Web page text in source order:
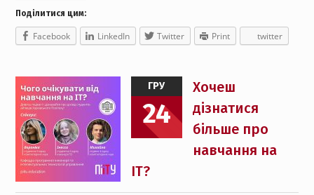
Поділитися цим:
Facebook LinkedIn Twitter Print twitter
ГРУ
24
Хочеш
дізнатися
більше про
навчання на
IT?